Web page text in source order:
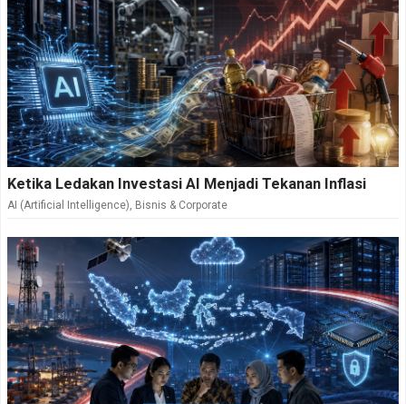
Ketika Ledakan Investasi AI Menjadi Tekanan Inflasi
AI (Artificial Intelligence) Bisnis & Corporate